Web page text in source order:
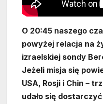
O 20:45 naszego
powyżej relacja na
izraelskiej sondy
Jeżeli misja się
USA, Rosji i Chin –
udało się